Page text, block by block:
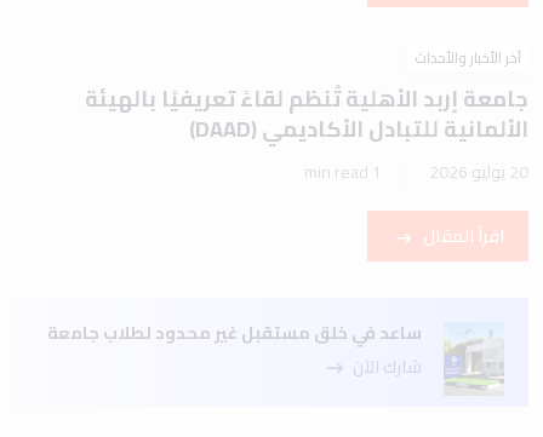
آخر الأخبار والأحداث
جامعة إربد الأهلية تُنظم لقاءً تعريفيًا بالهيئة
الألمانية للتبادل الأكاديمي (DAAD)
20 يوليو 2026 1 min read
اقرأ المقال
ساعد في خلق مستقبل غير محدود لطلاب جامعة
شارك الآن